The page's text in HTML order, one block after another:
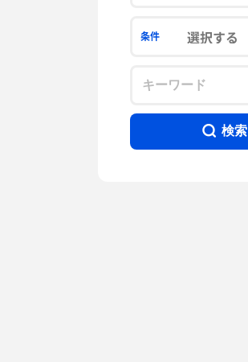
条件 選択する
検索